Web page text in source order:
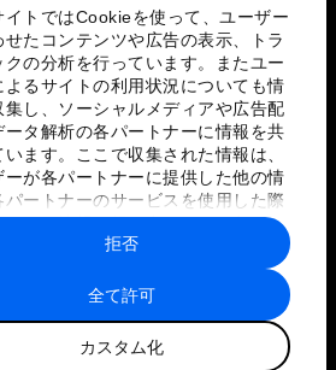
イトではCookieを使って、ユーザー
せたコンテンツや広告の表示、トラ
クの分析を行っています。またユー
よるサイトの利用状況についても情
集し、ソーシャルメディアや広告配
ータ解析の各パートナーに情報を共
ます。ここで収集された情報は、
ーが各パートナーに提供した他の情
パートナーのサービスを使用した際
された情報と組み合わされ、各パー
よって使用されることがありま
全て許可
カスタム化
拒否
ーポリシーと利用規約
サイトマップ
世界経済フォーラム